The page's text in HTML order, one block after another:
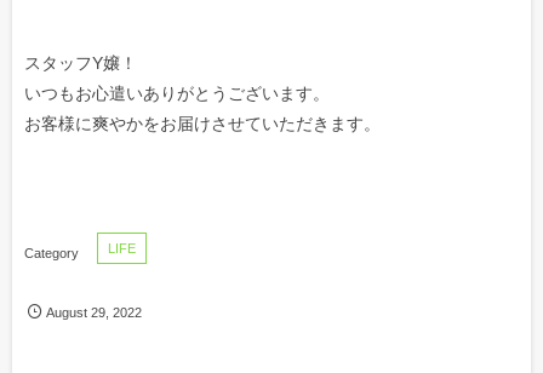
スタッフY嬢！
いつもお心遣いありがとうございます。
お客様に爽やかをお届けさせていただきます。
LIFE
August 29 ,2022